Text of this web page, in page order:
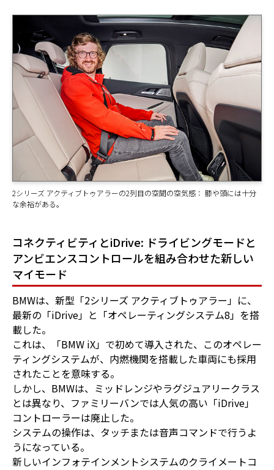
2シリーズ アクティブトゥアラーの2列目の空間の空気感： 膝や頭には十分
な余裕がある。
コネクティビティとiDrive: ドライビングモードと
アンビエンスコントロールを組み合わせた新しい
マイモード
BMWは、新型「2シリーズ アクティブトゥアラー」に、
最新の「iDrive」と「オペレーティングシステム8」を搭
載した。
これは、「BMW iX」で初めて導入された、このオペレー
ティングシステムが、内燃機関を搭載した車両にも採用
されたことを意味する。
しかし、BMWは、ミッドレンジやラグジュアリークラス
とは異なり、ファミリーバンでは人気の高い「iDrive」
コントローラーは廃止した。
システムの操作は、タッチまたは音声コマンドで行うよ
うになっている。
新しいインフォテインメントシステムのクライメートコ